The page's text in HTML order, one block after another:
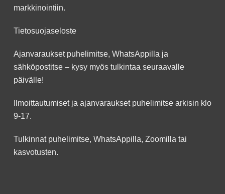
markkinointiin.
Tietosuojaseloste
Ajanvaraukset puhelimitse, WhatsAppilla ja
sähköpostitse – kysy myös tulkintaa seuraavalle
päivälle!
Ilmoittautumiset ja ajanvaraukset puhelimitse arkisin klo
9-17.
Tulkinnat puhelimitse, WhatsAppilla, Zoomilla tai
kasvotusten.